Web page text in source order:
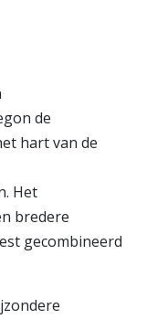
de
hart van de
Het
bredere
gecombineerd